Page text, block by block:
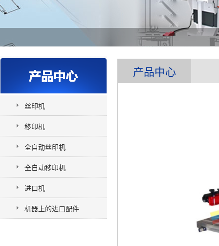
丝印机
移印机
全自动丝印机
全自动移印机
进口机
机器上的进口配件
产品中心